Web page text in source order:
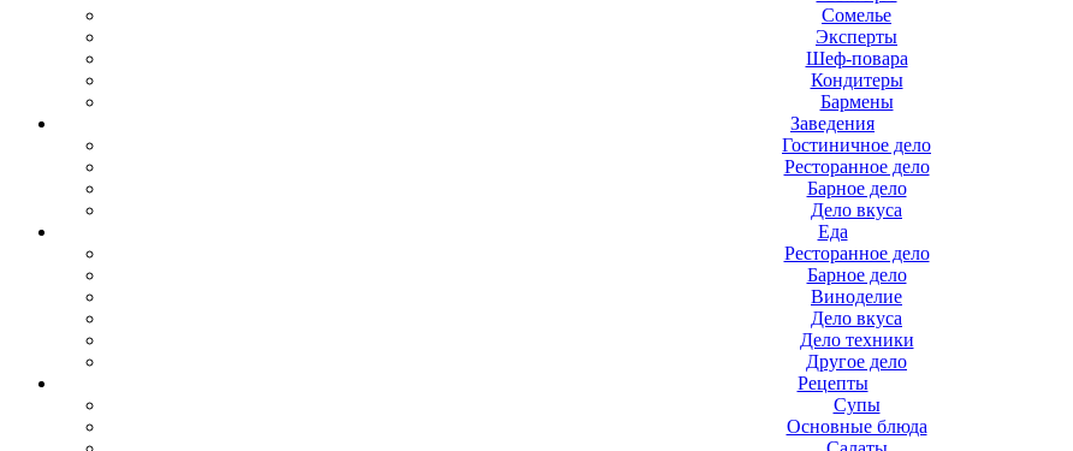
Сомелье
Эксперты
Шеф-повара
Кондитеры
Бармены
Заведения
Гостиничное дело
Ресторанное дело
Барное дело
Дело вкуса
Еда
Ресторанное дело
Барное дело
Виноделие
Дело вкуса
Дело техники
Другое дело
Рецепты
Супы
Основные блюда